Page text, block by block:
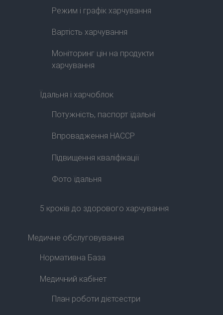
Режим і графік харчування
Вартість харчування
Моніторинг цін на продукти
харчування
Їдальня і харчоблок
Потужність, паспорт їдальні
Впровадження HACCP
Підвищення кваліфікації
Фото їдальня
5 кроків до здорового харчування
Медичне обслуговування
Нормативна База
Медичний кабінет
План роботи дієтсестри